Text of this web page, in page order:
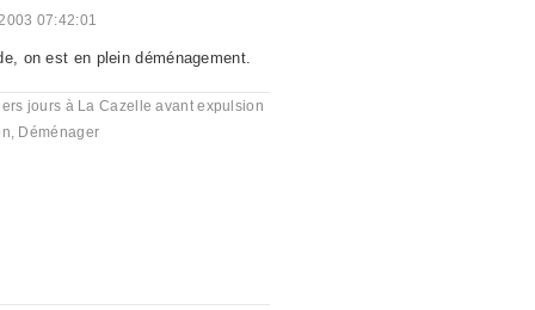
07:42:01
on est en plein déménagement.
jours à La Cazelle avant expulsion
, Déménager